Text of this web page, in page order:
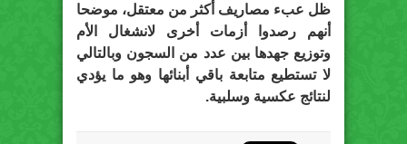
ظل عبء مصاريف أكثر من معتقل، موضحا
أنهم رصدوا أزمات أخرى لانشغال الأم
وتوزيع جهدها بين عدد من السجون وبالتالي
لا تستطيع متابعة باقي أبنائها وهو ما يؤدي
لنتائج عكسية وسلبية.